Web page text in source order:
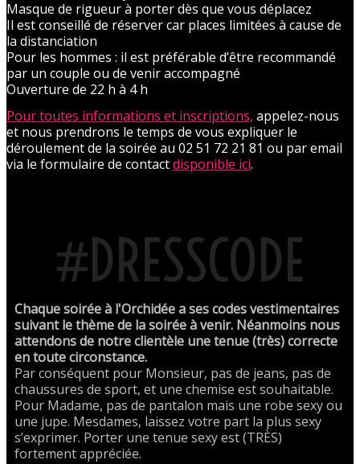
Masque de rigueur à porter dès que vous déplacez
Il est conseillé de réserver car places limitées à cause de
la distanciation
Pour les hommes : il est préférable d’être recommandé
par un couple ou de venir accompagné
Ouverture de 22 h à 4 h
Pour toutes informations et inscriptions, appelez-nous
et nous prendrons le temps de vous expliquer le
déroulement de la soirée au 02 51 72 21 81 ou par email
via le formulaire de contactdisponible ici.
#DRESSCODE
Chaque soirée à l'Orchidée a ses codes vestimentaires
suivant le thème de la soirée à venir. Néanmoins nous
attendons de notre clientèle une tenue (très) correcte
en toute circonstance.
Par conséquent pour Monsieur, pas de jeans, pas de
chaussures de sport, et une chemise est souhaitable.
Pour Madame, pas de pantalon mais une robe sexy ou
une jupe. Mesdames, laissez votre part la plus sexy
s’exprimer. Porter une tenue sexy est (TRÈS)
fortement appréciée.